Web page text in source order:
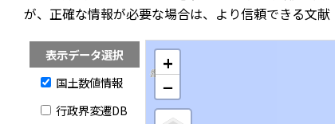
が、正確な情報が必要な場合は、より信頼できる文
表示データ選択
国土数値情報
行政界変遷DB
+
−